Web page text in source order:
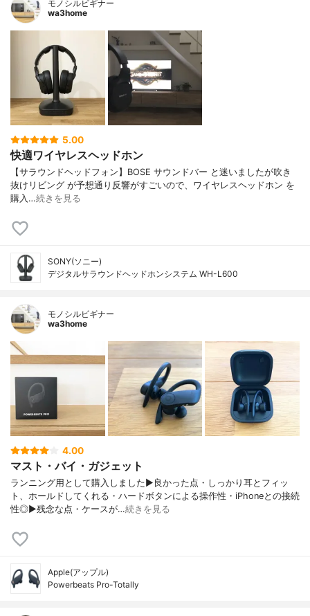
モノシルビギナー
wa3home
5.00
快適ワイヤレスヘッドホン
【サラウンドヘッドフォン】BOSE サウンドバー と迷いましたが吹き
抜けリビング が予想通り反響がすごいので、ワイヤレスヘッドホン を
購入…続きを見る
SONY(ソニー)
デジタルサラウンドヘッドホンシステム WH-L600
モノシルビギナー
wa3home
4.00
マスト・バイ・ガジェット
ランニング用として購入しました▶︎良かった点・しっかり耳とフィッ
ト、ホールドしてくれる・ハードボタンによる操作性・iPhoneとの接続
性◎▶︎残念な点・ケースが…続きを見る
Apple(アップル)
Powerbeats Pro-Totally